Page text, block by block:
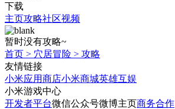
下载
主页攻略社区视频
暂时没有攻略~
首页 > 穴居冒险 > 攻略
友情链接
小米应用商店小米商城英雄互娱
小米游戏中心
开发者平台微信公众号微博主页商务合作